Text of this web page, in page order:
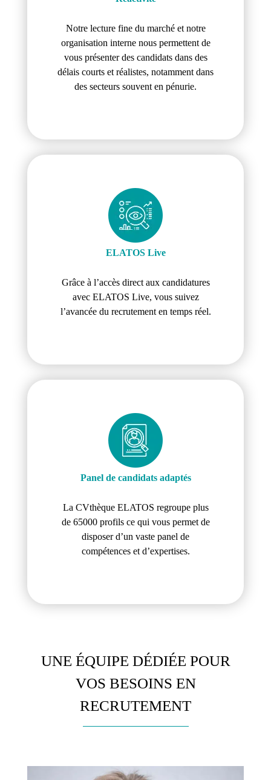
Notre lecture fine du marché et notre
organisation interne nous permettent de
vous présenter des candidats dans des
délais courts et réalistes, notamment dans
des secteurs souvent en pénurie.
ELATOS Live
Grâce à l’accès direct aux candidatures
avec ELATOS Live, vous suivez
l’avancée du recrutement en temps réel.
Panel de candidats adaptés
La CVthèque ELATOS regroupe plus
de 65000 profils ce qui vous permet de
disposer d’un vaste panel de
compétences et d’expertises.
UNE ÉQUIPE DÉDIÉE POUR
VOS BESOINS EN
RECRUTEMENT